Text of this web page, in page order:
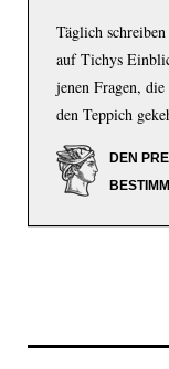
Täglich
auf Tichys
jenen Fragen,
den Teppich
DEN